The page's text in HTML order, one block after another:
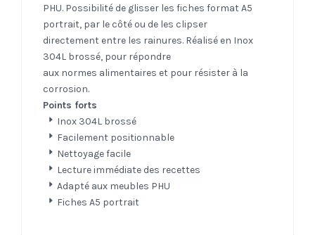
PHU. Possibilité de glisser les fiches format A5
portrait, par le côté ou de les clipser
directement entre les rainures. Réalisé en Inox
304L brossé, pour répondre
aux normes alimentaires et pour résister à la
corrosion.
Points forts
Inox 304L brossé
Facilement positionnable
Nettoyage facile
Lecture immédiate des recettes
Adapté aux meubles PHU
Fiches A5 portrait